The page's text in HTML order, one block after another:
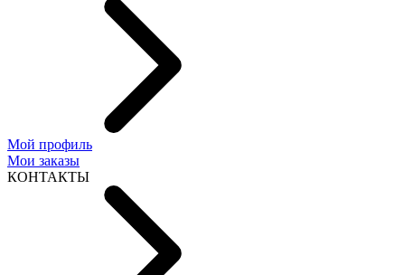
Мой профиль
Мои заказы
КОНТАКТЫ